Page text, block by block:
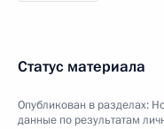
Статус материала
Опубликован в разделах:
данные по результатам